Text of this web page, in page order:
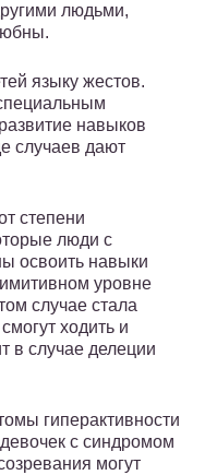
людьми,
языку жестов.
навыков
случаев дают
степени
люди с
освоить навыки
уровне
случае стала
ходить и
в случае делеции
гиперактивности
с синдромом
могут